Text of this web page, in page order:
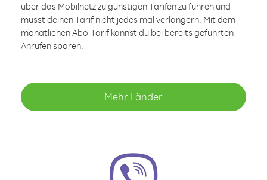
über das Mobilnetz zu günstigen Tarifen zu führen und
musst deinen Tarif nicht jedes mal verlängern. Mit dem
monatlichen Abo-Tarif kannst du bei bereits geführten
Anrufen sparen.
Mehr Länder